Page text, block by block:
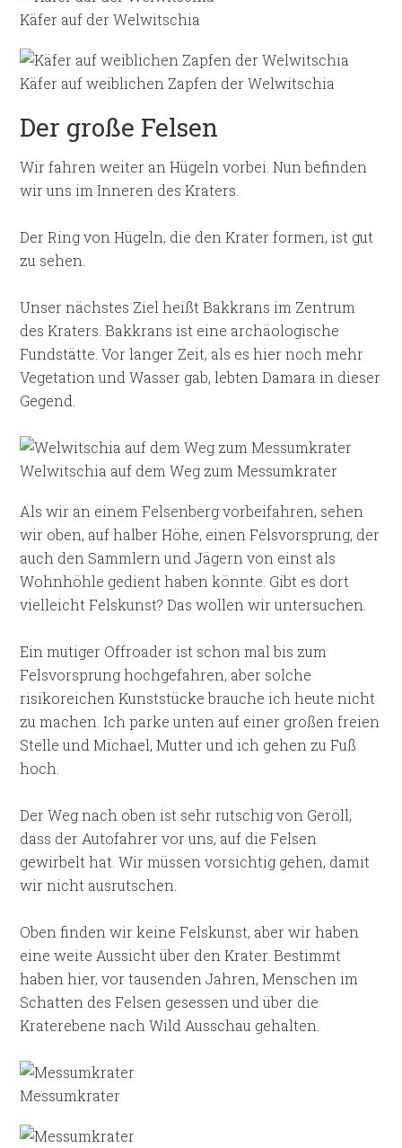
Käfer auf der Welwitschia
Käfer auf weiblichen Zapfen der Welwitschia
Der große Felsen
Wir fahren weiter an Hügeln vorbei. Nun befinden
wir uns im Inneren des Kraters.
Der Ring von Hügeln, die den Krater formen, ist gut
zu sehen.
Unser nächstes Ziel heißt Bakkrans im Zentrum
des Kraters. Bakkrans ist eine archäologische
Fundstätte. Vor langer Zeit, als es hier noch mehr
Vegetation und Wasser gab, lebten Damara in dieser
Gegend.
Welwitschia auf dem Weg zum Messumkrater
Als wir an einem Felsenberg vorbeifahren, sehen
wir oben, auf halber Höhe, einen Felsvorsprung, der
auch den Sammlern und Jägern von einst als
Wohnhöhle gedient haben könnte. Gibt es dort
vielleicht Felskunst? Das wollen wir untersuchen.
Ein mutiger Offroader ist schon mal bis zum
Felsvorsprung hochgefahren, aber solche
risikoreichen Kunststücke brauche ich heute nicht
zu machen. Ich parke unten auf einer großen freien
Stelle und Michael, Mutter und ich gehen zu Fuß
hoch.
Der Weg nach oben ist sehr rutschig von Geröll,
dass der Autofahrer vor uns, auf die Felsen
gewirbelt hat. Wir müssen vorsichtig gehen, damit
wir nicht ausrutschen.
Oben finden wir keine Felskunst, aber wir haben
eine weite Aussicht über den Krater. Bestimmt
haben hier, vor tausenden Jahren, Menschen im
Schatten des Felsen gesessen und über die
Kraterebene nach Wild Ausschau gehalten.
Messumkrater